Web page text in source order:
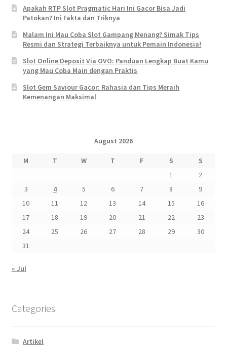
Apakah RTP Slot Pragmatic Hari Ini Gacor Bisa Jadi
Patokan? Ini Fakta dan Triknya
Malam Ini Mau Coba Slot Gampang Menang? Simak Tips
Resmi dan Strategi Terbaiknya untuk Pemain Indonesia!
Slot Online Deposit Via OVO: Panduan Lengkap Buat Kamu
yang Mau Coba Main dengan Praktis
Slot Gem Saviour Gacor: Rahasia dan Tips Meraih
Kemenangan Maksimal
August 2026
M T W T F S
S
1
2
3
4 5 6 7 8
9
10
11 12 13 14 15
16
17
18 19 20 21 22
23
24
25 26 27 28 29
30
31
« Jul
Categories
Artikel